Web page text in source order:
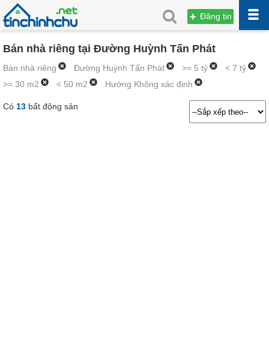
Đăng tin
Bán nhà riêng tại Đường Huỳnh Tấn Phát
Bán nhà riêng Đường Huỳnh Tấn Phát >= 5 tỷ
< 7 tỷ
>= 30 m2
< 50 m2 Hướng Không xác định
Có 13 bất động sản